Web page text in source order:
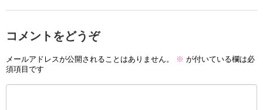
コメントをどうぞ
メールアドレスが公開されることはありません。 ※ が付いている欄は必
須項目です